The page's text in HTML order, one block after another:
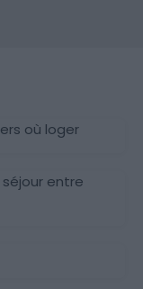
où loger
séjour entre